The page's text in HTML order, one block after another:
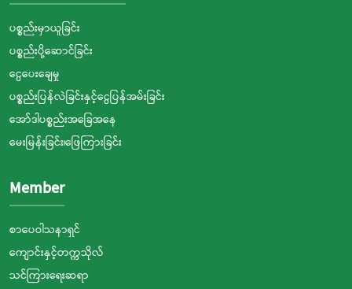
ပစ္စည်းမှာယူခြင်း
ပစ္စည်းပို့ဆောင်ခြင်း
ငွေပေးချေမှု
ပစ္စည်းပြန်လဲခြင်းနှင့်ငွေပြန်အမ်းခြင်း
အော်ဒါပစ္စည်းအခြေအနေ
မေးမြန်းခြင်း၊ဖြေကြားခြင်း
Member
စာပေဝါသနာရှင်
ကျောင်းနှင့်တက္ကသိုလ်
သင်ကြားရေးဆရာ